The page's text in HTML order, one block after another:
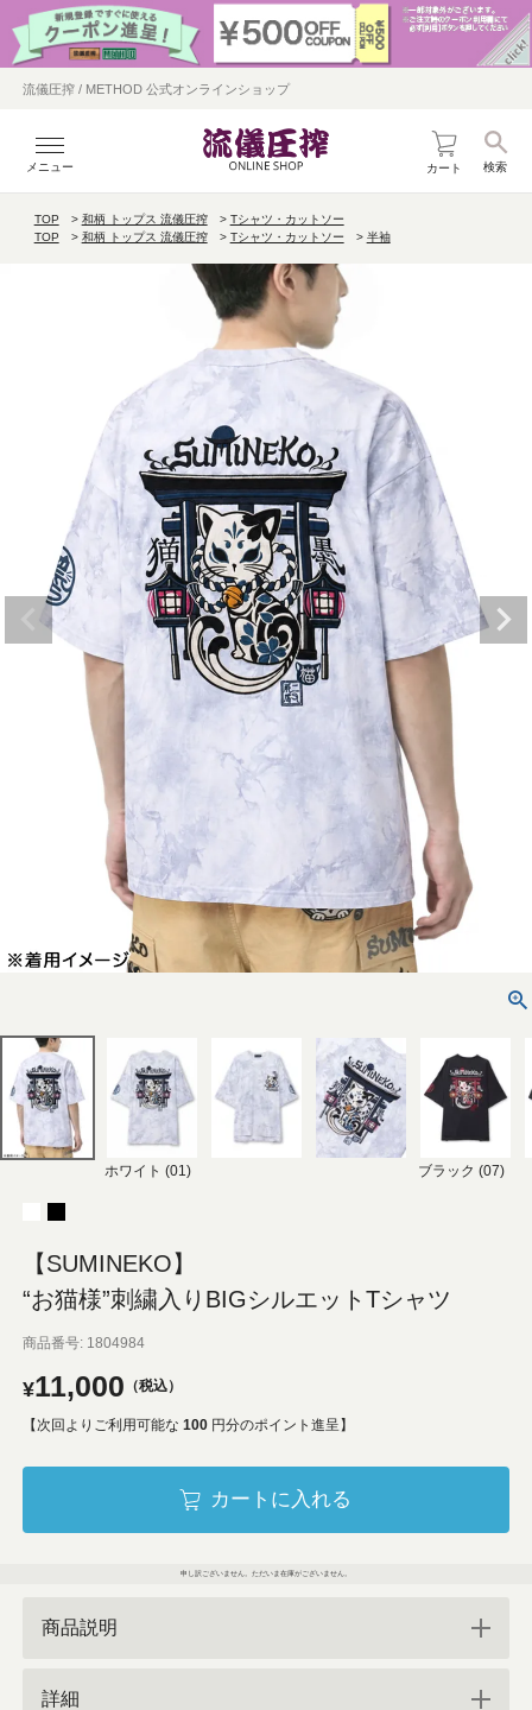
流儀圧搾 / METHOD 公式オンラインショップ
メニュー カート 検索
TOP 和柄 トップス 流儀圧搾
Tシャツ・カットソー
TOP
和柄 トップス 流儀圧搾 Tシャツ・カットソー 半袖
ホワイト (01) ブラック (07)
【SUMINEKO】
“お猫様”刺繍入りBIGシルエットTシャツ
商品番号 1804984
¥11,000 税込
【次回よりご利用可能な 100 円分のポイント進呈】
カートに入れる
申し訳ございません。ただいま在庫がございません。
商品説明
詳細